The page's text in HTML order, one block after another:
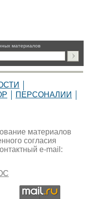
материалов
ПЕРСОНАЛИИ
материалов
согласия
e-mail: